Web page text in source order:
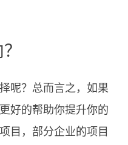
呢？总而言之，如果
好的帮助你提升你的
目，部分企业的项目